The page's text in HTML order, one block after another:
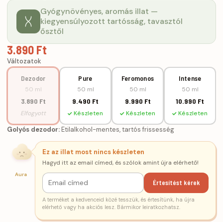
Gyógynövényes, aromás illat —
kiegyensúlyozott tartósság, tavasztól
ősztől
3.890 Ft
Változatok
Dezodor
50 ml
3.890 Ft
Elfogyott
Pure
50 ml
9.490 Ft
Készleten
Feromonos
50 ml
9.990 Ft
Készleten
Intense
50 ml
10.990 Ft
Készleten
Golyós dezodor:Etilalkohol-mentes, tartós frissesség
Aura
Ez az illat most nincs készleten
Hagyd itt az email címed, és szólok amint újra elérhető!
Értesítést kérek
A terméket a kedvenceid közé tesszük, és értesítünk, ha újra
elérhető vagy ha akciós lesz. Bármikor leiratkozhatsz.